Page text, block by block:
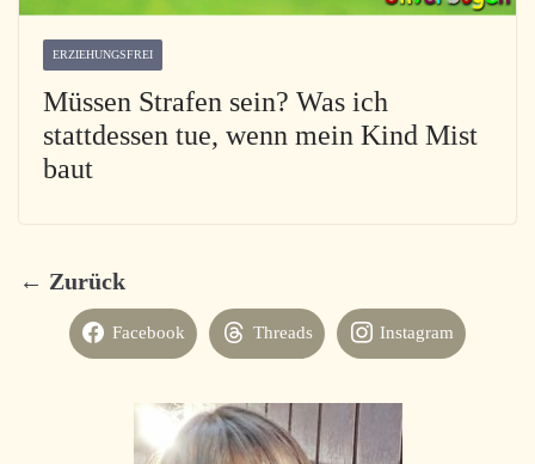
ERZIEHUNGSFREI
Müssen Strafen sein? Was ich
stattdessen tue, wenn mein Kind Mist
baut
← Zurück
Facebook Threads Instagram